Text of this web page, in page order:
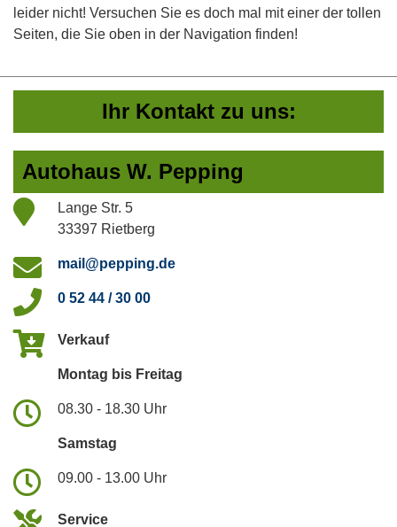
leider nicht! Versuchen Sie es doch mal mit einer der tollen
Seiten, die Sie oben in der Navigation finden!
Ihr Kontakt zu uns:
Autohaus W. Pepping
Lange Str. 5
33397 Rietberg
mail@pepping.de
0 52 44 / 30 00
Verkauf
Montag bis Freitag
08.30 - 18.30 Uhr
Samstag
09.00 - 13.00 Uhr
Service